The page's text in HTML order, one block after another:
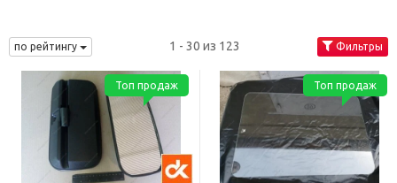
по рейтингу 1 - 30 из 123 Фильтры
Топ продаж Топ продаж